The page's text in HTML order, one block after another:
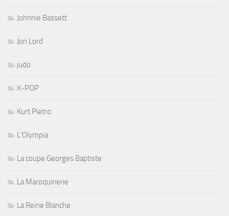
Johnnie Bassett
Jon Lord
judo
K-POP
Kurt Pietro
L'Olympia
La coupe Georges Baptiste
La Maroquinerie
La Reine Blanche